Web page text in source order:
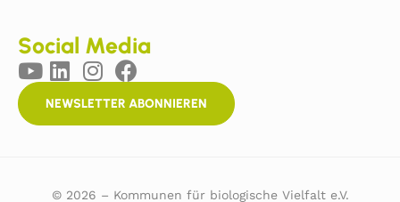
Social Media
NEWSLETTER ABONNIEREN
© 2026 – Kommunen für biologische Vielfalt e.V.